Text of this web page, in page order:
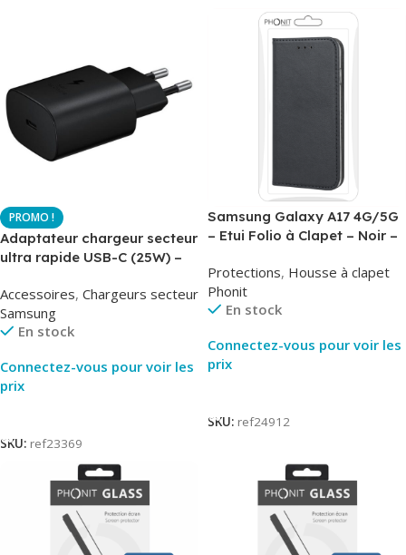
Adaptateur chargeur secteur
ultra rapide USB-C (25W) –
TA800
Accessoires, Chargeurs secteur
Samsung
En stock
Connectez-vous pour voir les
prix
SKU: ref23369
Samsung Galaxy A17 4G/5G
– Etui Folio à Clapet – Noir –
Protections, Housse à clapet
Phonit
En stock
Connectez-vous pour voir les
prix
SKU: ref24912